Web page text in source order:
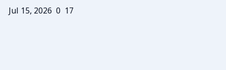
Jul 15, 2026 0 17